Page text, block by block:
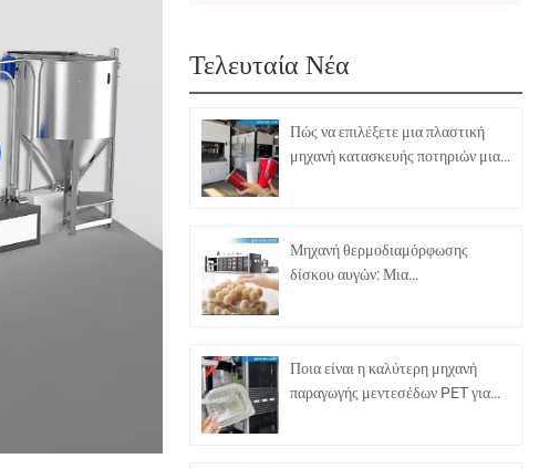
Τελευταία Νέα
Πώς να επιλέξετε μια πλαστική
μηχανή κατασκευής ποτηριών μιας
Μηχανή θερμοδιαμόρφωσης
δίσκου αυγών: Μια
λύση συσκευασίας αυγών
Ποια είναι η καλύτερη μηχανή
παραγωγής μεντεσέδων PET για